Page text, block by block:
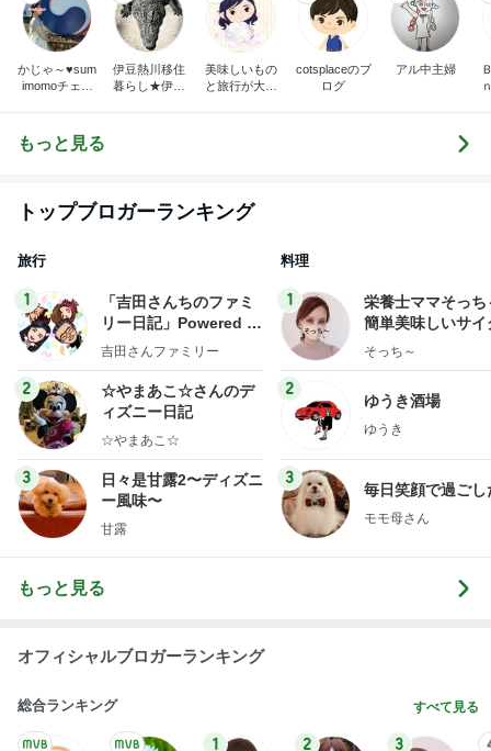
かじゃ～♥sum
imomoチェミ
伊豆熱川移住
暮らし★伊豆
美味しいもの
と旅行が大好
cotsplaceのブ
ログ
アル中主婦
もっと見る
トップブロガーランキング
旅行
1
「吉田さんちのファミ
リー日記」Powered b
y Ameba 吉田さんファ
ログ
吉田さんファミリー
2
☆やまあこ☆さんのデ
ィズニー日記
☆やまあこ☆
3
日々是甘露2〜ディズニ
ー風味〜
甘露
料理
1
栄養士ママそっち
簡単美味しいサイ
献立
そっち～
2
ゆうき酒場
ゆうき
3
毎日笑顔で過ごし
モモ母さん
もっと見る
オフィシャルブロガーランキング
総合ランキング すべて見る
1 2 3